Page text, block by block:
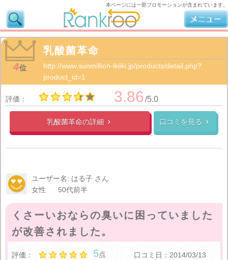
4位
乳酸菌革命
http://www.sunmillion-ikiiki.jp/products/detail.php?
product_id=1
評価： 3.86/5.0
乳酸菌革命の詳細  口コミを見る 
ユーザー名: はる子 さん
女性
50代前半
くさーいおならの臭いに困っていました
が改善されました。
評価： 5点 口コミ日：2014/03/13
本ページには一部プロモーションが含まれています。